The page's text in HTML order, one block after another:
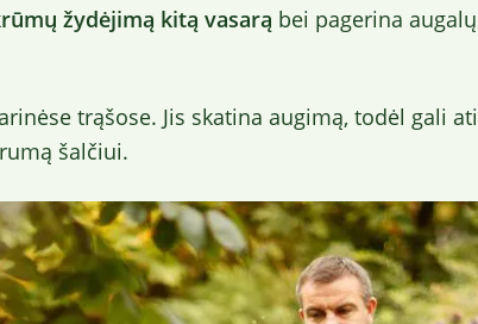
žydėjimą kitą vasarą bei pagerina
trąšose. Jis skatina augimą, todėl gali
šalčiui.